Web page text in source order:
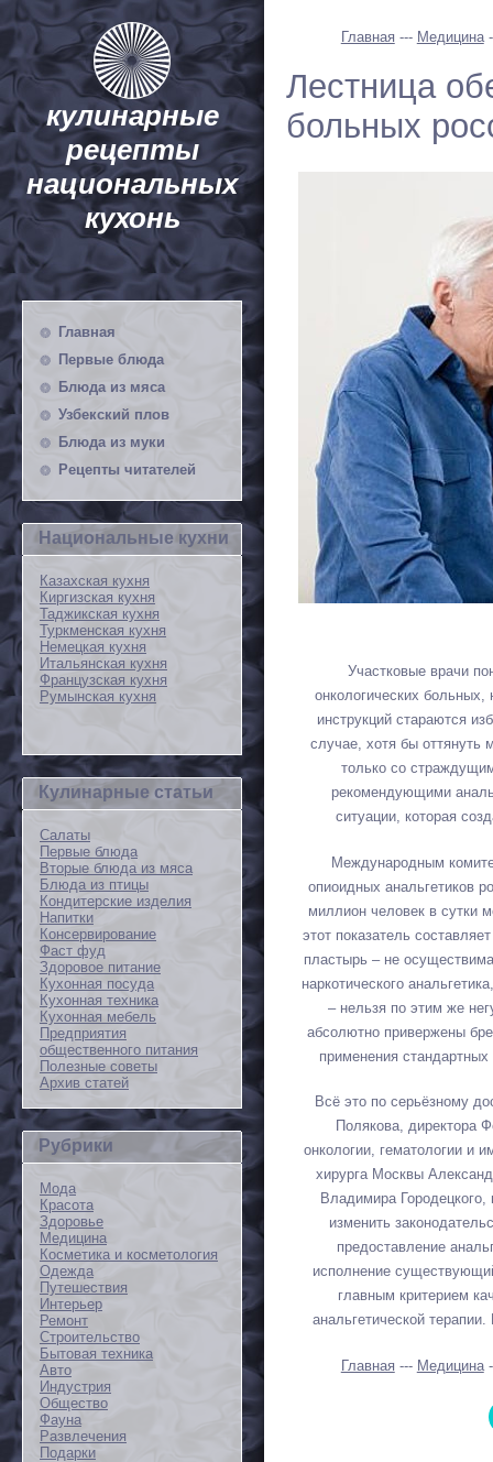
кулинарные
рецепты
национальных
кухонь
Главная
Первые блюда
Блюда из мяса
Узбекский плов
Блюда из муки
Рецепты читателей
Национальные кухни
Казахская кухня
Киргизская кухня
Таджикская кухня
Туркменская кухня
Немецкая кухня
Итальянская кухня
Французская кухня
Румынская кухня
Кулинарные статьи
Салаты
Первые блюда
Вторые блюда из мяса
Блюда из птицы
Кондитерские изделия
Напитки
Консервирование
Фаст фуд
Здоровое питание
Кухонная посуда
Кухонная техника
Кухонная мебель
Предприятия
общественного питания
Полезные советы
Архив статей
Рубрики
Мода
Красота
Здоровье
Медицина
Косметика и косметология
Одежда
Путешествия
Интерьер
Ремонт
Строительство
Бытовая техника
Авто
Индустрия
Общество
Фауна
Развлечения
Подарки
Главная --- Медицина
Лестница
больных
Участковые врачи
онкологических
инструкций стараются
случае, хотя бы оттянуть
только со
рекомендующими
ситуации, которая
Международным
опиоидных анальгетиков
миллион человек в сутки
этот показатель
пластырь – не
наркотического
– нельзя по этим же
абсолютно привержены
применения
Всё это по серьёзному
Полякова, директора
онкологии, гематологии и
хирурга Москвы
Владимира
изменить
предоставление
исполнение
главным критерием
анальгетической
Главная --- Медицина